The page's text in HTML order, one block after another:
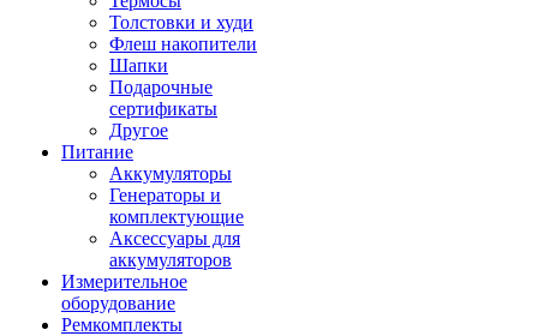
Толстовки и худи
Флеш накопители
Шапки
Подарочные
сертификаты
Другое
Питание
Аккумуляторы
Генераторы и
комплектующие
Аксессуары для
аккумуляторов
Измерительное
оборудование
Ремкомплекты